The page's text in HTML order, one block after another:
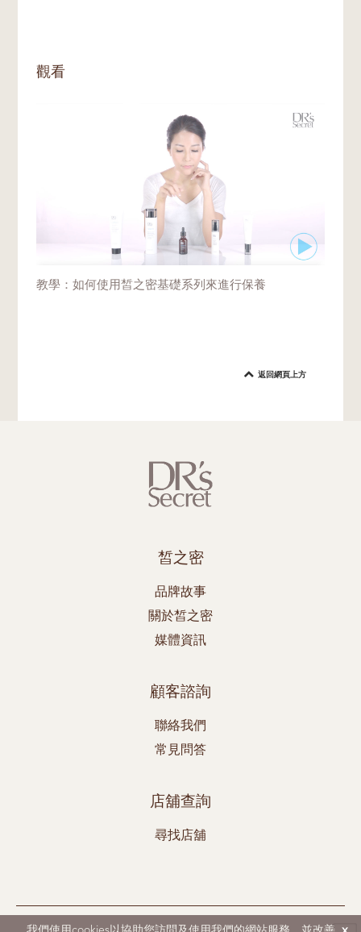
觀看
教學：如何使用皙之密基礎系列來進行保養
返回網頁上方
皙之密
品牌故事
關於皙之密
媒體資訊
顧客諮詢
聯絡我們
常見問答
店舖查詢
尋找店舖
DR's Secret、Aestier和BWL均為Best World 之註冊商標。